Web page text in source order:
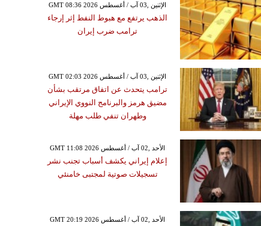
GMT 08:36 2026 الإثنين ,03 آب / أغسطس
الذهب يرتفع مع هبوط النفط إثر إرجاء
ترامب ضرب إيران
GMT 02:03 2026 الإثنين ,03 آب / أغسطس
ترامب يتحدث عن اتفاق مرتقب بشأن
مضيق هرمز والبرنامج النووي الإيراني
وطهران تنفي طلب مهلة
GMT 11:08 2026 الأحد ,02 آب / أغسطس
إعلام إيراني يكشف أسباب تجنب نشر
تسجيلات صوتية لمجتبى خامنئي
GMT 20:19 2026 الأحد ,02 آب / أغسطس